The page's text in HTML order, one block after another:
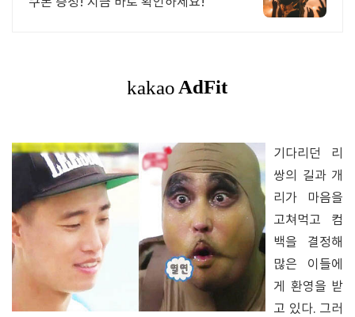
기다리던 리
쌍의 길과 개
리가 마음을
고쳐먹고 컴
백을 결정해
많은 이들에
게 환영을 받
고 있다. 그러